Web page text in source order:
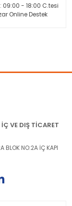
09:00 - 18:00 C.tesi
Online Destek
VE DIŞ TİCARET
NO:2A İÇ KAPI